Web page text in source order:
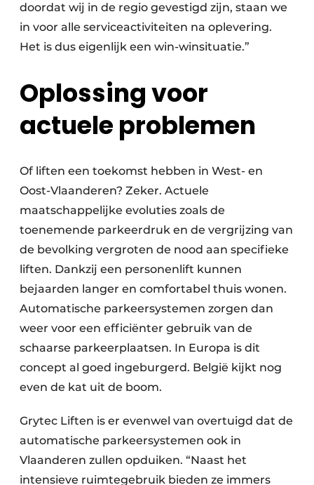
doordat wij in de regio gevestigd zijn, staan we
in voor alle serviceactiviteiten na oplevering.
Het is dus eigenlijk een win-winsituatie.”
Oplossing voor
actuele problemen
Of liften een toekomst hebben in West- en
Oost-Vlaanderen? Zeker. Actuele
maatschappelijke evoluties zoals de
toenemende parkeerdruk en de vergrijzing van
de bevolking vergroten de nood aan specifieke
liften. Dankzij een personenlift kunnen
bejaarden langer en comfortabel thuis wonen.
Automatische parkeersystemen zorgen dan
weer voor een efficiënter gebruik van de
schaarse parkeerplaatsen. In Europa is dit
concept al goed ingeburgerd. België kijkt nog
even de kat uit de boom.
Grytec Liften is er evenwel van overtuigd dat de
automatische parkeersystemen ook in
Vlaanderen zullen opduiken. “Naast het
intensieve ruimtegebruik bieden ze immers